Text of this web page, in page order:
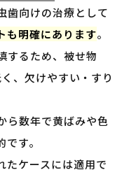
歯向けの治療として
も明確にあります。
するため、被せ物
、欠けやすい・すり
ら数年で黄ばみや色
す。
たケースには適用で